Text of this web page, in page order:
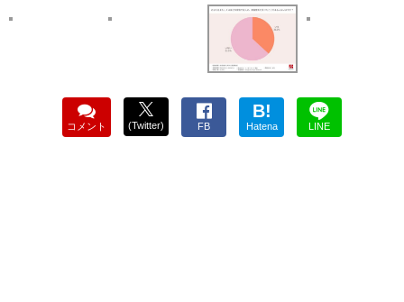
コメント (Twitter) FB
B!
Hatena LINE